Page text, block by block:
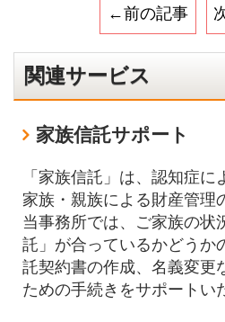
←前の記事
関連サービス
家族信託サポート
「家族信託」は、認知症に
家族・親族による財産管理
当事務所では、ご家族の状
託」が合っているかどうか
託契約書の作成、名義変更
ための手続きをサポートい